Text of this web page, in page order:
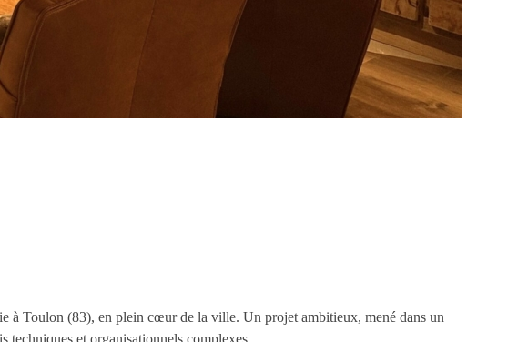
à Toulon (83), en plein cœur de la ville. Un projet ambitieux, mené dans un